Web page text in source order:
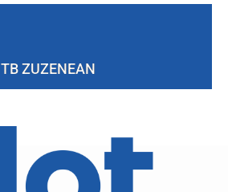
TB ZUZENEAN